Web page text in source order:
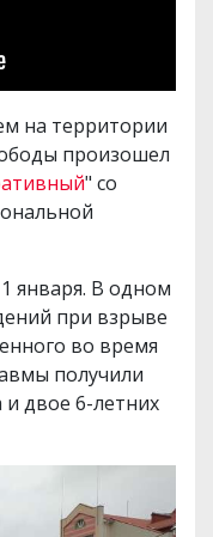
на территории
произошел
" со
января. В одном
при взрыве
во время
получили
и двое 6-летних